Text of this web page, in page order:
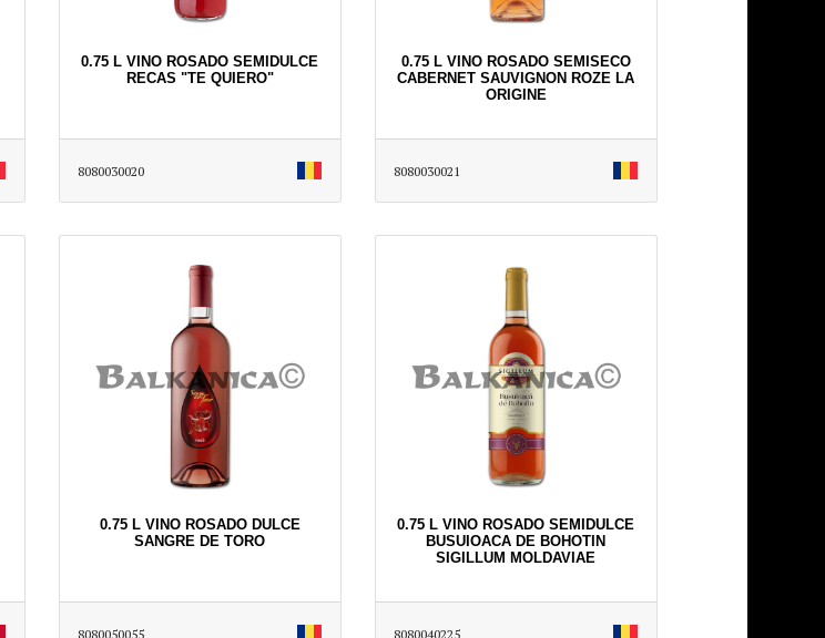
0.75 L VINO ROSADO SEMIDULCE
RECAS "TE QUIERO"
8080030020
0.75 L VINO ROSADO SEMISECO
CABERNET SAUVIGNON ROZE LA
ORIGINE
8080030021
0.75 L VINO ROSADO DULCE
SANGRE DE TORO
8080050055
0.75 L VINO ROSADO SEMIDULCE
BUSUIOACA DE BOHOTIN
SIGILLUM MOLDAVIAE
8080040225